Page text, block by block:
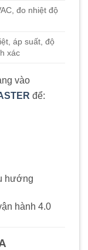
đo nhiệt độ
áp suất, độ
xác
vào
để:
hướng
hành 4.0